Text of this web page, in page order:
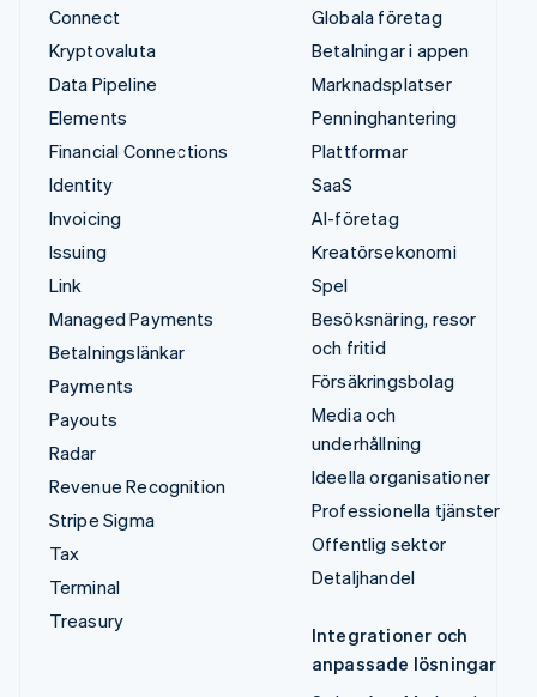
Connect
Kryptovaluta
Data Pipeline
Elements
Financial Connections
Identity
Invoicing
Issuing
Link
Managed Payments
Betalningslänkar
Payments
Payouts
Radar
Revenue Recognition
Stripe Sigma
Tax
Terminal
Treasury
Globala företag
Betalningar i appen
Marknadsplatser
Penninghantering
Plattformar
SaaS
AI-företag
Kreatörsekonomi
Spel
Besöksnäring, resor
och fritid
Försäkringsbolag
Media och
underhållning
Ideella organisationer
Professionella tjänster
Offentlig sektor
Detaljhandel
Integrationer och
anpassade lösningar